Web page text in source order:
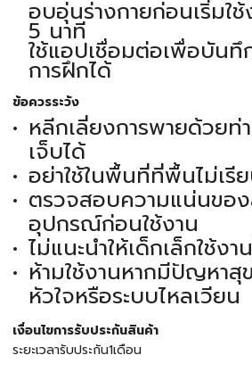
อบอุ่นร่างกายก่อนเริ่มใ
5 นาที
ใช้แอปเชื่อมต่อเพื่อบันทึก
การฝึกได้
ข้อควรระวัง
หลีกเลี่ยงการพายด้วยท่
เจ็บได้
อย่าใช้ในพื้นที่ที่พื้นไม่เรี
ตรวจสอบความแน่นของ
อุปกรณ์ก่อนใช้งาน
ไม่แนะนำให้เด็กเล็กใช้ง
ห้ามใช้งานหากมีปัญหาสุ
หัวใจหรือระบบไหลเวียน
เงื่อนไขการรับประกันสินค้า
ระยะเวลารับประกัน1เดือน